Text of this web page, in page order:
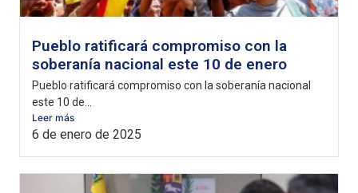
Pueblo ratificará compromiso con la
soberanía nacional este 10 de enero
Pueblo ratificará compromiso con la soberanía nacional
este 10 de...
Leer más
6 de enero de 2025